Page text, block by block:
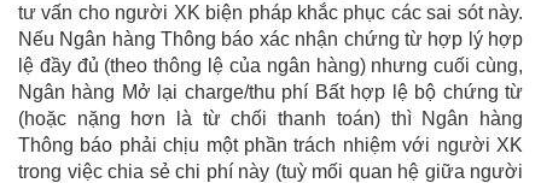
tư vấn cho người XK biện pháp khắc phục các sai sót này.
Nếu Ngân hàng Thông báo xác nhận chứng từ hợp lý hợp
lệ đầy đủ (theo thông lệ của ngân hàng) nhưng cuối cùng,
Ngân hàng Mở lại charge/thu phí Bất hợp lệ bộ chứng từ
(hoặc nặng hơn là từ chối thanh toán) thì Ngân hàng
Thông báo phải chịu một phần trách nhiệm với người XK
trong việc chia sẻ chi phí này (tuỳ mối quan hệ giữa người